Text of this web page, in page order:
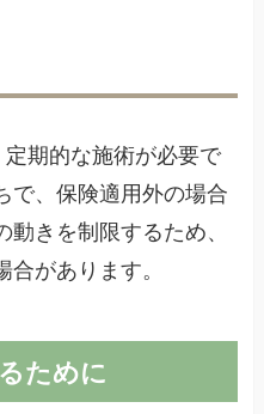
期的な施術が必要で
で、保険適用外の場合
きを制限するため、
があります。
ために